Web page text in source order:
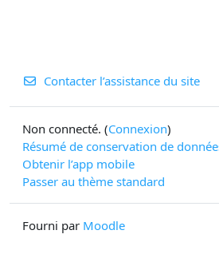
Contacter l’assistance du site
Non connecté. (Connexion)
Résumé de conservation de
Obtenir l’app mobile
Passer au thème standard
Fourni par Moodle